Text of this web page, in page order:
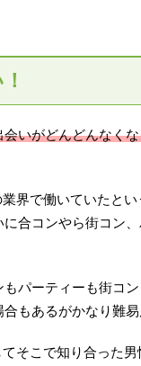
会いがどんどんなく
界で働いていたと
合コンやら街コン
パーティーも街コ
もあるがかなり難易
そこで知り合った男